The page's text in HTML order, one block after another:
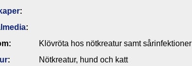
:
:
Klövröta hos nötkreatur samt
:
Nötkreatur, hund och katt